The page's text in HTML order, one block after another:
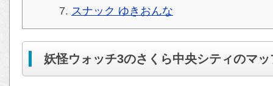
スナック ゆきおんな
妖怪ウォッチ3のさくら中央シティのマッ